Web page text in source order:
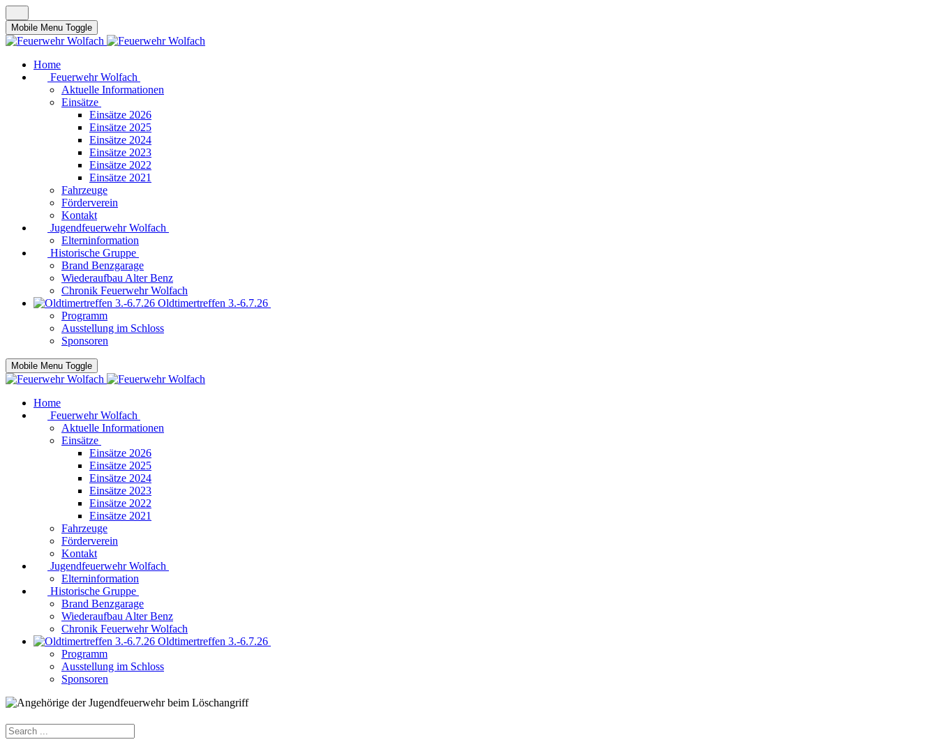
Mobile Menu Toggle
Home
Feuerwehr Wolfach
Aktuelle Informationen
Einsätze
Einsätze 2026
Einsätze 2025
Einsätze 2024
Einsätze 2023
Einsätze 2022
Einsätze 2021
Fahrzeuge
Förderverein
Kontakt
Jugendfeuerwehr Wolfach
Elterninformation
Historische Gruppe
Brand Benzgarage
Wiederaufbau Alter Benz
Chronik Feuerwehr Wolfach
Oldtimertreffen 3.-6.7.26
Programm
Ausstellung im Schloss
Sponsoren
Mobile Menu Toggle
Home
Feuerwehr Wolfach
Aktuelle Informationen
Einsätze
Einsätze 2026
Einsätze 2025
Einsätze 2024
Einsätze 2023
Einsätze 2022
Einsätze 2021
Fahrzeuge
Förderverein
Kontakt
Jugendfeuerwehr Wolfach
Elterninformation
Historische Gruppe
Brand Benzgarage
Wiederaufbau Alter Benz
Chronik Feuerwehr Wolfach
Oldtimertreffen 3.-6.7.26
Programm
Ausstellung im Schloss
Sponsoren